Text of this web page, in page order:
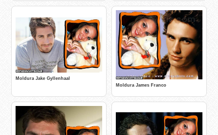
Moldura Jake Gyllenhaal
Moldura James Franco